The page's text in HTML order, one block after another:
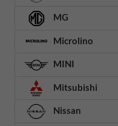
MG
Microlino
MINI
Mitsubishi
Nissan